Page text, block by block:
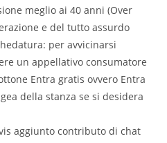
meglio ai 40 anni (Over
e del tutto assurdo
per avvicinarsi
un appellativo consumatore
Entra gratis ovvero Entra
della stanza se si desidera
aggiunto contributo di chat